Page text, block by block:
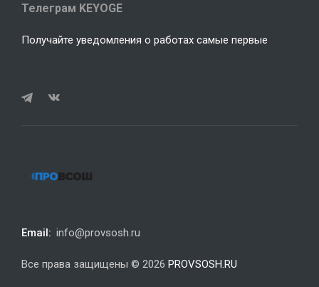
Телеграм KEYOGE
Получайте уведомления о работах самые первые
Email: info@provsosh.ru
Все права защищены © 2026 PROVSOSH.RU